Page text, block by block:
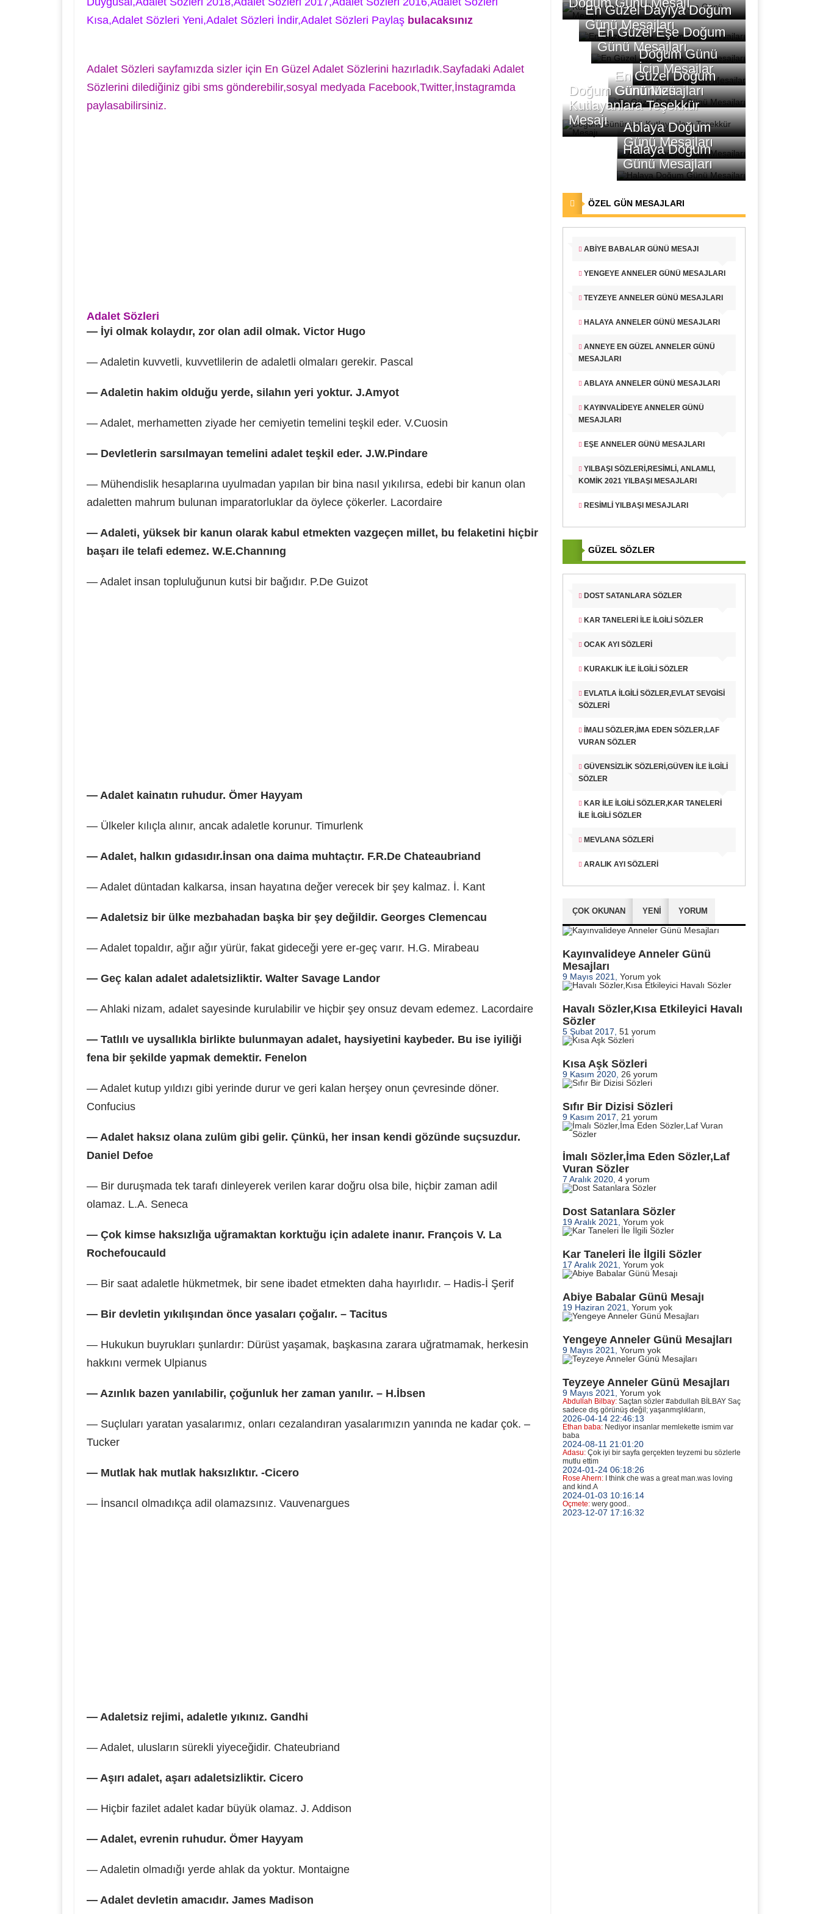
Kısa,Adalet Sözleri Yeni,Adalet Sözleri İndir,Adalet Sözleri Paylaş bulacaksınız
Adalet Sözleri sayfamızda sizler için En Güzel Adalet Sözlerini hazırladık.Sayfadaki Adalet
Sözlerini dilediğiniz gibi sms gönderebilir,sosyal medyada Facebook,Twitter,İnstagramda
paylasabilirsiniz.
Adalet Sözleri
— İyi olmak kolaydır, zor olan adil olmak. Victor Hugo
— Adaletin kuvvetli, kuvvetlilerin de adaletli olmaları gerekir. Pascal
— Adaletin hakim olduğu yerde, silahın yeri yoktur. J.Amyot
— Adalet, merhametten ziyade her cemiyetin temelini teşkil eder. V.Cuosin
— Devletlerin sarsılmayan temelini adalet teşkil eder. J.W.Pindare
— Mühendislik hesaplarına uyulmadan yapılan bir bina nasıl yıkılırsa, edebi bir kanun olan
adaletten mahrum bulunan imparatorluklar da öylece çökerler. Lacordaire
— Adaleti, yüksek bir kanun olarak kabul etmekten vazgeçen millet, bu felaketini hiçbir
başarı ile telafi edemez. W.E.Channıng
— Adalet insan topluluğunun kutsi bir bağıdır. P.De Guizot
— Adalet kainatın ruhudur. Ömer Hayyam
— Ülkeler kılıçla alınır, ancak adaletle korunur. Timurlenk
— Adalet, halkın gıdasıdır.İnsan ona daima muhtaçtır. F.R.De Chateaubriand
— Adalet düntadan kalkarsa, insan hayatına değer verecek bir şey kalmaz. İ. Kant
— Adaletsiz bir ülke mezbahadan başka bir şey değildir. Georges Clemencau
— Adalet topaldır, ağır ağır yürür, fakat gideceği yere er-geç varır. H.G. Mirabeau
— Geç kalan adalet adaletsizliktir. Walter Savage Landor
— Ahlaki nizam, adalet sayesinde kurulabilir ve hiçbir şey onsuz devam edemez. Lacordaire
— Tatlılı ve uysallıkla birlikte bulunmayan adalet, haysiyetini kaybeder. Bu ise iyiliği
fena bir şekilde yapmak demektir. Fenelon
— Adalet kutup yıldızı gibi yerinde durur ve geri kalan herşey onun çevresinde döner.
Confucius
— Adalet haksız olana zulüm gibi gelir. Çünkü, her insan kendi gözünde suçsuzdur.
Daniel Defoe
— Bir duruşmada tek tarafı dinleyerek verilen karar doğru olsa bile, hiçbir zaman adil
olamaz. L.A. Seneca
— Çok kimse haksızlığa uğramaktan korktuğu için adalete inanır. François V. La
Rochefoucauld
— Bir saat adaletle hükmetmek, bir sene ibadet etmekten daha hayırlıdır. – Hadis-İ Şerif
— Bir devletin yıkılışından önce yasaları çoğalır. – Tacitus
— Hukukun buyrukları şunlardır: Dürüst yaşamak, başkasına zarara uğratmamak, herkesin
hakkını vermek Ulpianus
— Azınlık bazen yanılabilir, çoğunluk her zaman yanılır. – H.İbsen
— Suçluları yaratan yasalarımız, onları cezalandıran yasalarımızın yanında ne kadar çok. –
Tucker
— Mutlak hak mutlak haksızlıktır. -Cicero
— İnsancıl olmadıkça adil olamazsınız. Vauvenargues
— Adaletsiz rejimi, adaletle yıkınız. Gandhi
— Adalet, ulusların sürekli yiyeceğidir. Chateubriand
— Aşırı adalet, aşarı adaletsizliktir. Cicero
— Hiçbir fazilet adalet kadar büyük olamaz. J. Addison
— Adalet, evrenin ruhudur. Ömer Hayyam
— Adaletin olmadığı yerde ahlak da yoktur. Montaigne
— Adalet devletin amacıdır. James Madison
En Güzel Dayıya Doğum
Günü Mesajları
En Güzel Eşe Doğum
Günü Mesajları
Doğum Günü
İçin Mesajlar
En Güzel Doğum
Günü Mesajları
Doğum Gününüzü
Kutlayanlara Teşekkür
Mesajı
Ablaya Doğum
Günü Mesajları
Halaya Doğum
Günü Mesajları
ÖZEL GÜN MESAJLARI
ABIYE BABALAR GÜNÜ MESAJI
YENGEYE ANNELER GÜNÜ MESAJLARI
TEYZEYE ANNELER GÜNÜ MESAJLARI
HALAYA ANNELER GÜNÜ MESAJLARI
ANNEYE EN GÜZEL ANNELER GÜNÜ
MESAJLARI
ABLAYA ANNELER GÜNÜ MESAJLARI
KAYINVALIDEYE ANNELER GÜNÜ
MESAJLARI
EŞE ANNELER GÜNÜ MESAJLARI
YILBAŞI SÖZLERI,RESIMLI, ANLAMLI,
KOMIK 2021 YILBAŞI MESAJLARI
RESIMLI YILBAŞI MESAJLARI
GÜZEL SÖZLER
DOST SATANLARA SÖZLER
KAR TANELERI İLE İLGILI SÖZLER
OCAK AYI SÖZLERI
KURAKLIK İLE İLGILI SÖZLER
EVLATLA İLGILI SÖZLER,EVLAT SEVGISI
SÖZLERI
İMALI SÖZLER,İMA EDEN SÖZLER,LAF
VURAN SÖZLER
GÜVENSIZLIK SÖZLERI,GÜVEN İLE İLGILI
SÖZLER
KAR İLE İLGILI SÖZLER,KAR TANELERI
İLE İLGILI SÖZLER
MEVLANA SÖZLERI
ARALIK AYI SÖZLERI
ÇOK OKUNAN YENİ YORUM
Kayınvalideye Anneler Günü
Mesajları
9 Mayıs 2021, Yorum yok
Havalı Sözler,Kısa Etkileyici Havalı
Sözler
5 Şubat 2017, 51 yorum
Kısa Aşk Sözleri
9 Kasım 2020, 26 yorum
Sıfır Bir Dizisi Sözleri
9 Kasım 2017, 21 yorum
İmalı Sözler,İma Eden Sözler,Laf
Vuran Sözler
7 Aralık 2020, 4 yorum
Dost Satanlara Sözler
19 Aralık 2021, Yorum yok
Kar Taneleri İle İlgili Sözler
17 Aralık 2021, Yorum yok
Abiye Babalar Günü Mesajı
19 Haziran 2021, Yorum yok
Yengeye Anneler Günü Mesajları
9 Mayıs 2021, Yorum yok
Teyzeye Anneler Günü Mesajları
9 Mayıs 2021, Yorum yok
Abdullah Bilbay: Saçtan sözler #abdullah BİLBAY Saç
sadece dış görünüş değil; yaşanmışlıkların,
2026-04-14 22:46:13
Ethan baba: Nediyor insanlar memlekette ismim var
baba
2024-08-11 21:01:20
Adasu: Çok iyi bir sayfa gerçekten teyzemi bu sözlerle
mutlu ettim
2024-01-24 06:18:26
Rose Ahern:
I think che was a great man.was loving
and kind.A
2024-01-03 10:16:14
Oçmete: wery good..
2023-12-07 17:16:32